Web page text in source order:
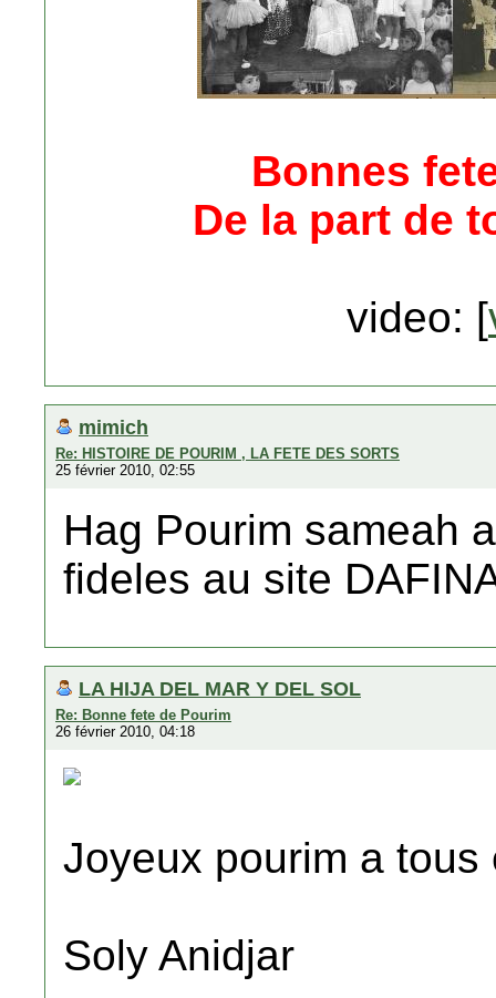
Bonnes
De la part de
video: [
mimich
Re: HISTOIRE DE POURIM , LA FETE DES SORTS
25 février 2010, 02:55
Hag Pourim sameah
fideles au site
LA HIJA DEL MAR Y DEL SOL
Re: Bonne fete de Pourim
26 février 2010, 04:18
Joyeux pourim a
Soly Anidjar